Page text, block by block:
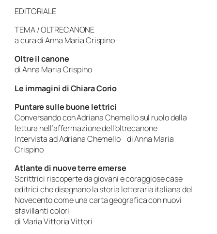
EDITORIALE
TEMA / OLTRECANONE
a cura di Anna Maria Crispino
Oltre il canone
di Anna Maria Crispino
Le immagini di Chiara Corio
Puntare sulle buone lettrici
Conversando con Adriana Chemello sul ruolo della
lettura nell’affermazione dell’oltrecanone
Intervista ad Adriana Chemello di Anna Maria
Crispino
Atlante di nuove terre emerse
Scrittrici riscoperte da giovani e coraggiose case
editrici che disegnano la storia letteraria italiana del
Novecento come una carta geografica con nuovi
sfavillanti colori
di Maria Vittoria Vittori